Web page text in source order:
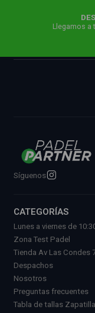
Llegamos a
Síguenos
CATEGORÍAS
Lunes a viernes de
Zona Test Padel
Tienda Av Las Condes
Despachos
Nosotros
Preguntas frecuentes
Tabla de tallas